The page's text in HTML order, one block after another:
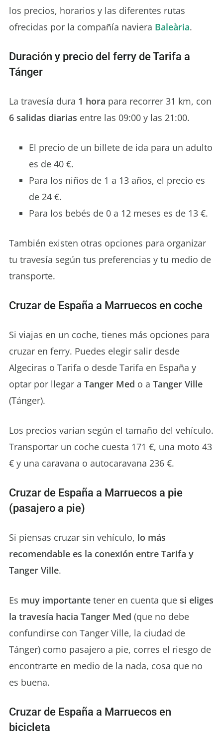
los precios, horarios y las diferentes rutas
ofrecidas por la compañía naviera Baleària.
Duración y precio del ferry de Tarifa a
Tánger
La travesía dura 1 hora para recorrer 31 km, con
6 salidas diarias entre las 09:00 y las 21:00.
El precio de un billete de ida para un adulto
es de 40 €.
Para los niños de 1 a 13 años, el precio es
de 24 €.
Para los bebés de 0 a 12 meses es de 13 €.
También existen otras opciones para organizar
tu travesía según tus preferencias y tu medio de
transporte.
Cruzar de España a Marruecos en coche
Si viajas en un coche, tienes más opciones para
cruzar en ferry. Puedes elegir salir desde
Algeciras o Tarifa o desde Tarifa en España y
optar por llegar a Tanger Med o a Tanger Ville
(Tánger).
Los precios varían según el tamaño del vehículo.
Transportar un coche cuesta 171 €, una moto 43
€ y una caravana o autocaravana 236 €.
Cruzar de España a Marruecos a pie
(pasajero a pie)
Si piensas cruzar sin vehículo, lo más
recomendable es la conexión entre Tarifa y
Tanger Ville.
Es muy importante tener en cuenta que si eliges
la travesía hacia Tanger Med (que no debe
confundirse con Tanger Ville, la ciudad de
Tánger) como pasajero a pie, corres el riesgo de
encontrarte en medio de la nada, cosa que no
es buena.
Cruzar de España a Marruecos en
bicicleta